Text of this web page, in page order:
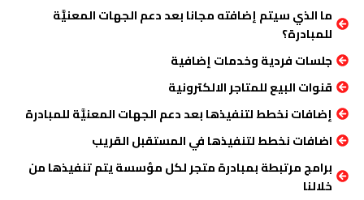
ما الذي سيتم إضافته مجانا بعد دعم الجهات المعنيَّة
للمبادرة؟
جلسات فردية وخدمات إضافية
قنوات البيع للمتاجر الالكترونية
إضافات نخطط لتنفيذها بعد دعم الجهات المعنيَّة للمبادرة
اضافات نخطط لتنفيذها في المستقبل القريب
برامج مرتبطة بمبادرة متجر لكل مؤسسة يتم تنفيذها من
خلالنا